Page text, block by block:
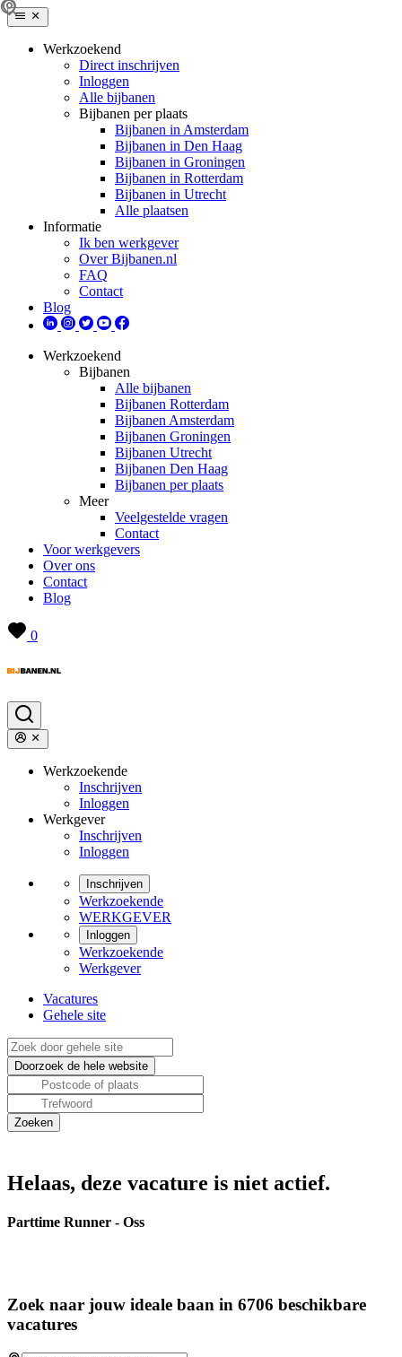
Werkzoekend
Direct inschrijven
Inloggen
Alle bijbanen
Bijbanen per plaats
Bijbanen in Amsterdam
Bijbanen in Den Haag
Bijbanen in Groningen
Bijbanen in Rotterdam
Bijbanen in Utrecht
Alle plaatsen
Informatie
Ik ben werkgever
Over Bijbanen.nl
FAQ
Contact
Blog
Werkzoekend
Bijbanen
Alle bijbanen
Bijbanen Rotterdam
Bijbanen Amsterdam
Bijbanen Groningen
Bijbanen Utrecht
Bijbanen Den Haag
Bijbanen per plaats
Meer
Veelgestelde vragen
Contact
Voor werkgevers
Over ons
Contact
Blog
0
Werkzoekende
Inschrijven
Inloggen
Werkgever
Inschrijven
Inloggen
Inschrijven
Werkzoekende
WERKGEVER
Inloggen
Werkzoekende
Werkgever
Vacatures
Gehele site
Helaas, deze vacature is niet actief.
Parttime Runner - Oss
Zoek naar jouw ideale baan in 6706 beschikbare
vacatures